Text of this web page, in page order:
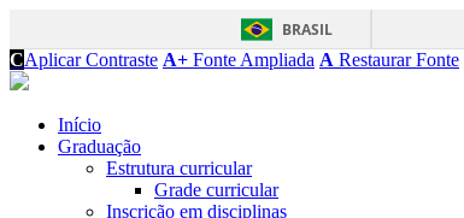
BRASIL
CAplicar Contraste A+ Fonte Ampliada A Restaurar Fonte
Início
Graduação
Estrutura curricular
Grade curricular
Inscrição em disciplinas